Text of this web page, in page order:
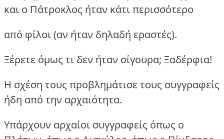
και ο Πάτροκλος ήταν κάτι περισσότερο
από φίλοι (αν ήταν δηλαδή εραστές).
Ξέρετε όμως τι δεν ήταν σίγουρα; Ξαδέρφια!
Η σχέση τους προβλημάτισε τους συγγραφείς
ήδη από την αρχαιότητα.
Υπάρχουν αρχαίοι συγγραφείς όπως ο